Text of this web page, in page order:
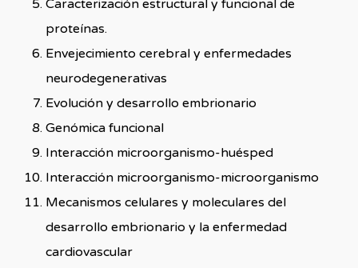
Caracterización estructural y funcional de
proteínas.
Envejecimiento cerebral y enfermedades
neurodegenerativas
Evolución y desarrollo embrionario
Genómica funcional
Interacción microorganismo-huésped
Interacción microorganismo-microorganismo
Mecanismos celulares y moleculares del
desarrollo embrionario y la enfermedad
cardiovascular